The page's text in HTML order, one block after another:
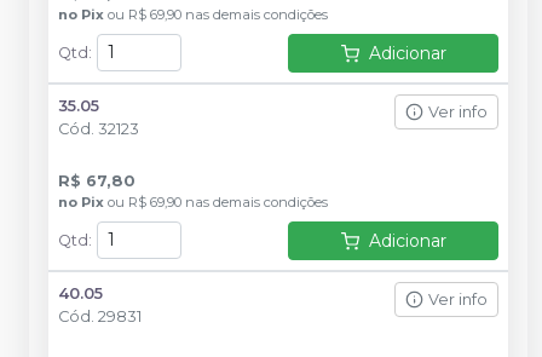
no Pix ou R$ 69,90 nas demais condições
Qtd : Adicionar
35.05
Cód. 32123
Ver info
R$ 67,80
no Pix ou R$ 69,90 nas demais condições
Qtd : Adicionar
40.05
Cód. 29831
Ver info